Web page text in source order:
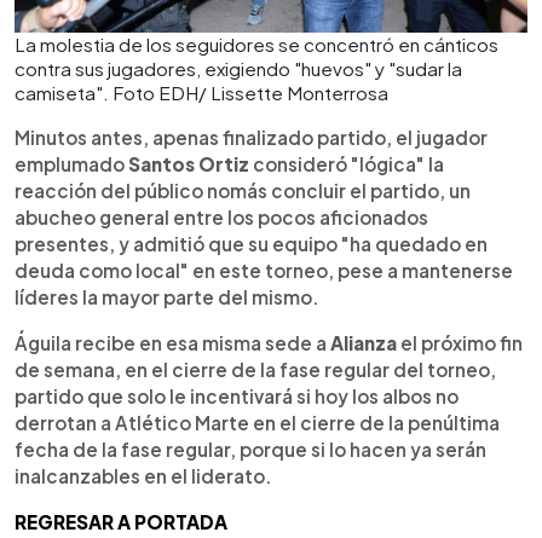
La molestia de los seguidores se concentró en cánticos
contra sus jugadores, exigiendo "huevos" y "sudar la
camiseta". Foto EDH/ Lissette Monterrosa
Minutos antes, apenas finalizado partido, el jugador
emplumadoSantos Ortiz consideró "lógica" la
reacción del público nomás concluir el partido, un
abucheo general entre los pocos aficionados
presentes, y admitió que su equipo "ha quedado en
deuda como local" en este torneo, pese a mantenerse
líderes la mayor parte del mismo.
Águila recibe en esa misma sede a Alianza el próximo fin
de semana, en el cierre de la fase regular del torneo,
partido que solo le incentivará si hoy los albos no
derrotan a Atlético Marte en el cierre de la penúltima
fecha de la fase regular, porque si lo hacen ya serán
inalcanzables en el liderato.
REGRESAR A PORTADA